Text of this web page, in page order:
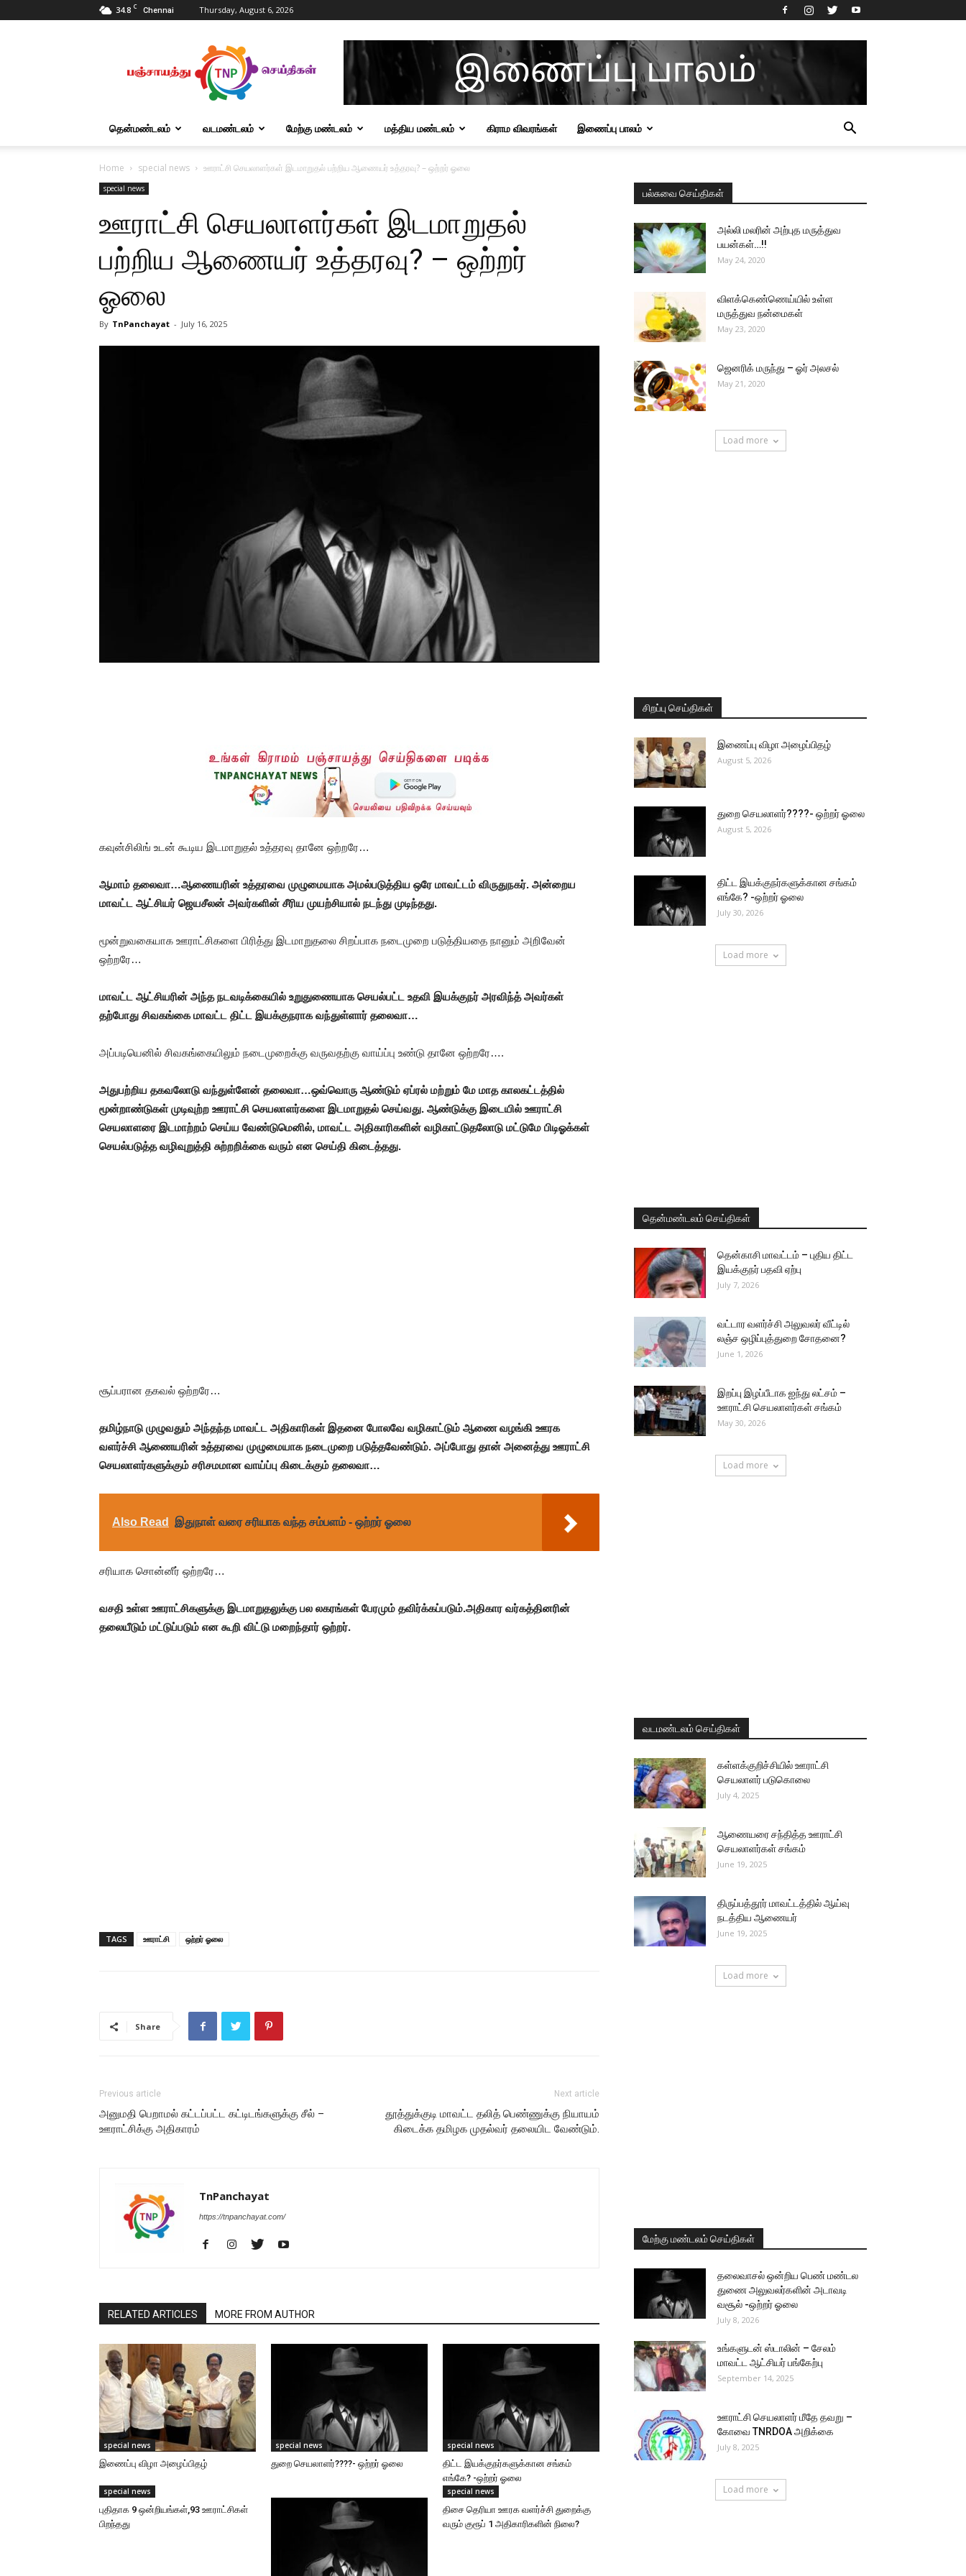
34.8 C Chennai Thursday, August 6, 2026
Tnpanchayat
தென்மண்டலம் வடமண்டலம் மேற்கு மண்டலம் மத்திய மண்டலம் கிராம விவரங்கள் இணைப்பு பாலம்
Home special news ஊராட்சி செயலாளர்கள் இடமாறுதல் பற்றிய ஆணையர் உத்தரவு? – ஒற்றர் ஓலை
special news
ஊராட்சி செயலாளர்கள் இடமாறுதல்
பற்றிய ஆணையர் உத்தரவு? – ஒற்றர்
ஓலை
By TnPanchayat - July 16, 2025
கவுன்சிலிங் உடன் கூடிய இடமாறுதல் உத்தரவு தானே ஒற்றரே…
ஆமாம் தலைவா…ஆணையரின் உத்தரவை முழுமையாக அமல்படுத்திய ஒரே மாவட்டம் விருதுநகர். அன்றைய
மாவட்ட ஆட்சியர் ஜெயசீலன் அவர்களின் சீரிய முயற்சியால் நடந்து முடிந்தது.
மூன்றுவகையாக ஊராட்சிகளை பிரித்து இடமாறுதலை சிறப்பாக நடைமுறை படுத்தியதை நானும் அறிவேன்
ஒற்றரே…
மாவட்ட ஆட்சியரின் அந்த நடவடிக்கையில் உறுதுணையாக செயல்பட்ட உதவி இயக்குநர் அரவிந்த் அவர்கள்
தற்போது சிவகங்கை மாவட்ட திட்ட இயக்குநராக வந்துள்ளார் தலைவா…
அப்படியெனில் சிவகங்கையிலும் நடைமுறைக்கு வருவதற்கு வாய்ப்பு உண்டு தானே ஒற்றரே….
அதுபற்றிய தகவலோடு வந்துள்ளேன் தலைவா…ஒவ்வொரு ஆண்டும் ஏப்ரல் மற்றும் மே மாத காலகட்டத்தில்
மூன்றாண்டுகள் முடிவுற்ற ஊராட்சி செயலாளர்களை இடமாறுதல் செய்வது. ஆண்டுக்கு இடையில் ஊராட்சி
செயலாளரை இடமாற்றம் செய்ய வேண்டுமெனில், மாவட்ட அதிகாரிகளின் வழிகாட்டுதலோடு மட்டுமே பிடிஓக்கள்
செயல்படுத்த வழிவுறுத்தி சுற்றறிக்கை வரும் என செய்தி கிடைத்தது.
சூப்பரான தகவல் ஒற்றரே…
தமிழ்நாடு முழுவதும் அந்தந்த மாவட்ட அதிகாரிகள் இதனை போலவே வழிகாட்டும் ஆணை வழங்கி ஊரக
வளர்ச்சி ஆணையரின் உத்தரவை முழுமையாக நடைமுறை படுத்தவேண்டும். அப்போது தான் அனைத்து ஊராட்சி
செயலாளர்களுக்கும் சரிசமமான வாய்ப்பு கிடைக்கும் தலைவா…
Also Read இதுநாள் வரை சரியாக வந்த சம்பளம் - ஒற்றர் ஓலை
சரியாக சொன்னீர் ஒற்றரே…
வசதி உள்ள ஊராட்சிகளுக்கு இடமாறுதலுக்கு பல லகரங்கள் பேரமும் தவிர்க்கப்படும்.அதிகார வர்கத்தினரின்
தலையீடும் மட்டுப்படும் என கூறி விட்டு மறைந்தார் ஒற்றர்.
TAGS ஊராட்சி ஒற்றர் ஓலை
Share
Previous article
அனுமதி பெறாமல் கட்டப்பட்ட கட்டிடங்களுக்கு சீல் –
ஊராட்சிக்கு அதிகாரம்
Next article
தூத்துக்குடி மாவட்ட தலித் பெண்ணுக்கு நியாயம்
கிடைக்க தமிழக முதல்வர் தலையிட வேண்டும்.
TnPanchayat
https://tnpanchayat.com/
RELATED ARTICLES MORE FROM AUTHOR
special news
இணைப்பு விழா அழைப்பிதழ்
special news
துறை செயலாளர்????- ஒற்றர் ஓலை
special news
திட்ட இயக்குநர்களுக்கான சங்கம்
எங்கே? -ஒற்றர் ஓலை
special news
புதிதாக 9 ஒன்றியங்கள்,93 ஊராட்சிகள்
பிறந்தது
special news
திசை தெரியா ஊரக வளர்ச்சி துறைக்கு
வரும் குரூப் 1 அதிகாரிகளின் நிலை?
பல்சுவை செய்திகள்
அல்லி மலரின் அற்புத மருத்துவ
பயன்கள்…!!
May 24, 2020
விளக்கெண்ணெய்யில் உள்ள
மருத்துவ நன்மைகள்
May 23, 2020
ஜெனரிக் மருந்து – ஓர் அலசல்
May 21, 2020
Load more
சிறப்பு செய்திகள்
இணைப்பு விழா அழைப்பிதழ்
August 5, 2026
துறை செயலாளர்????- ஒற்றர் ஓலை
August 5, 2026
திட்ட இயக்குநர்களுக்கான சங்கம்
எங்கே? -ஒற்றர் ஓலை
July 30, 2026
Load more
தென்மண்டலம் செய்திகள்
தென்காசி மாவட்டம் – புதிய திட்ட
இயக்குநர் பதவி ஏற்பு
July 7, 2026
வட்டார வளர்ச்சி அலுவலர் வீட்டில்
லஞ்ச ஒழிப்புத்துறை சோதனை?
June 1, 2026
இறப்பு இழப்பீடாக ஐந்து லட்சம் –
ஊராட்சி செயலாளர்கள் சங்கம்
May 30, 2026
Load more
வடமண்டலம் செய்திகள்
கள்ளக்குறிச்சியில் ஊராட்சி
செயலாளர் படுகொலை
July 4, 2025
ஆணையரை சந்தித்த ஊராட்சி
செயலாளர்கள் சங்கம்
June 19, 2025
திருப்பத்தூர் மாவட்டத்தில் ஆய்வு
நடத்திய ஆணையர்
June 19, 2025
Load more
மேற்கு மண்டலம் செய்திகள்
தலைவாசல் ஒன்றிய பெண் மண்டல
துணை அலுவலர்களின் அடாவடி
வசூல் -ஒற்றர் ஓலை
July 8, 2026
உங்களுடன் ஸ்டாலின் – சேலம்
மாவட்ட ஆட்சியர் பங்கேற்பு
September 14, 2025
ஊராட்சி செயலாளர் மீதே தவறு –
கோவை TNRDOA அறிக்கை
July 8, 2025
Load more